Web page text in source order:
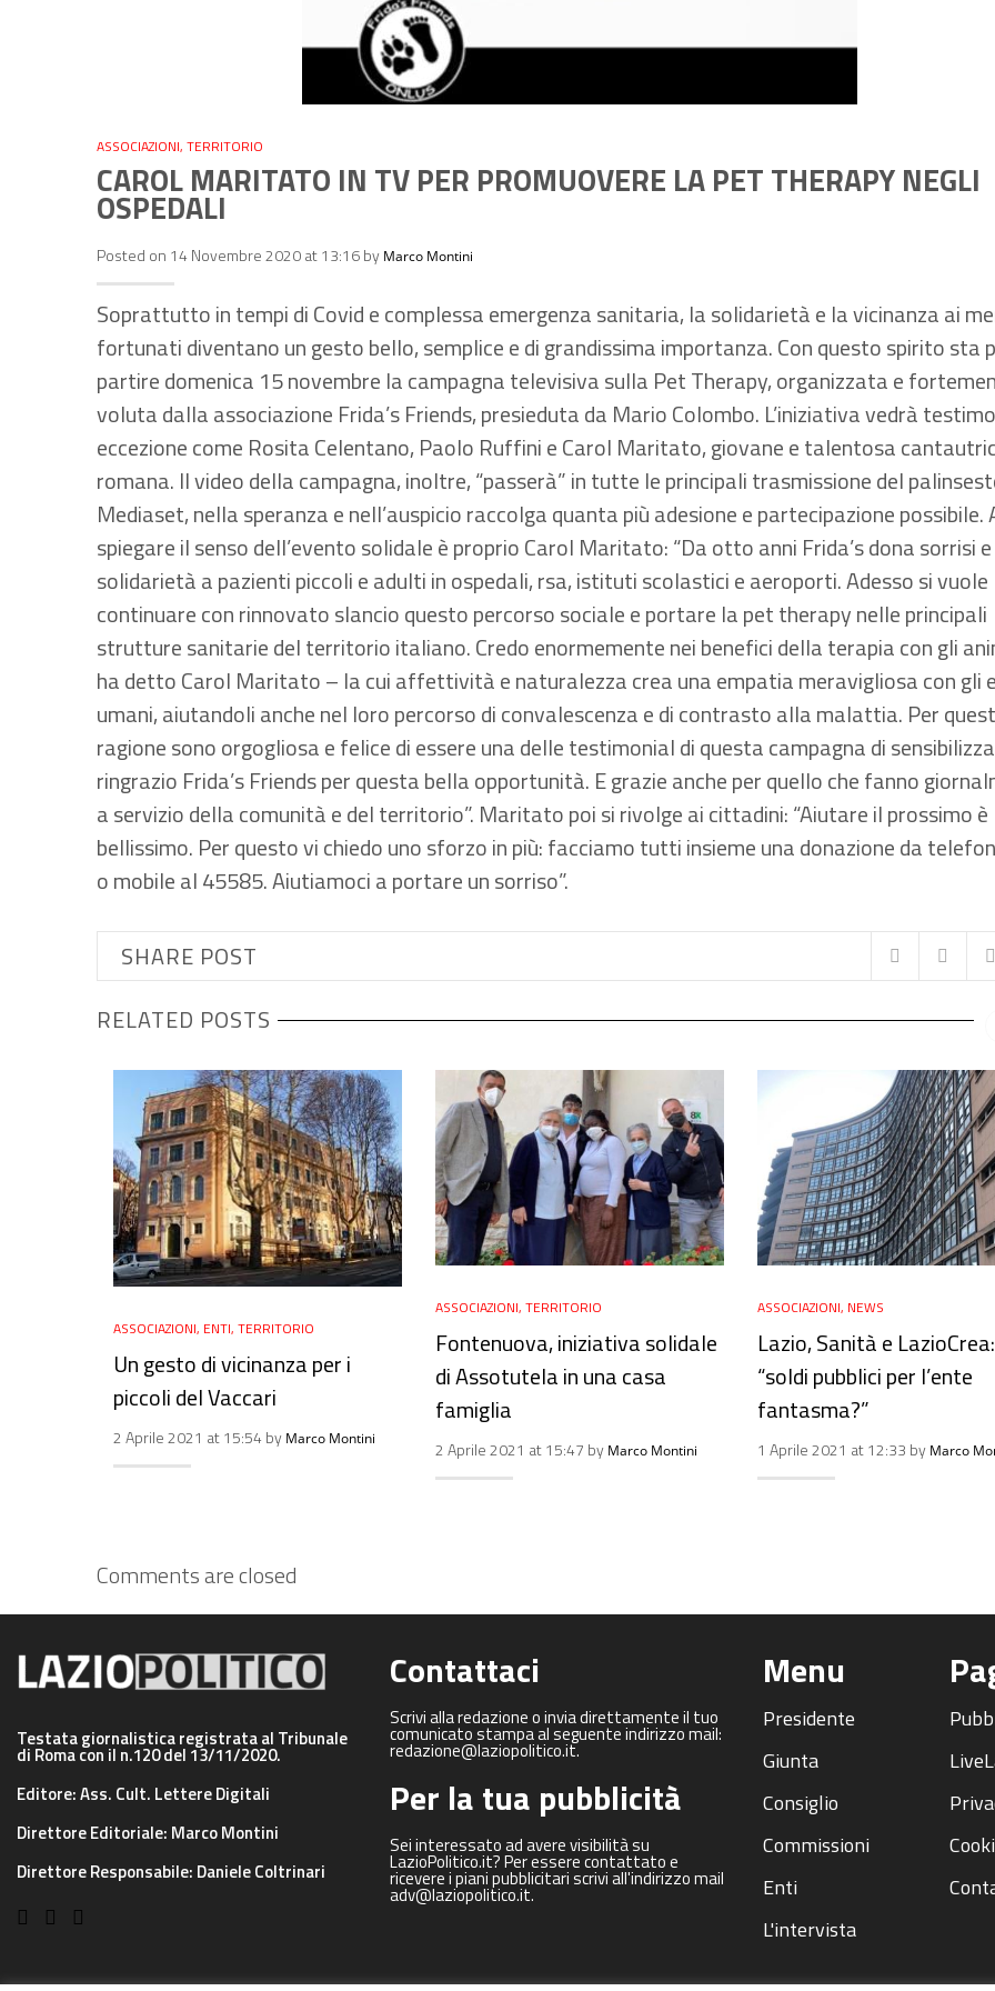
ASSOCIAZIONI, TERRITORIO
CAROL MARITATO IN TV PER PROMUOVERE LA PET THERAPY NEGLI
OSPEDALI
Posted on 14 Novembre 2020 at 13:16 by Marco Montini
Soprattutto in tempi di Covid e complessa emergenza sanitaria, la solidarietà e la vicinanza ai
fortunati diventano un gesto bello, semplice e di grandissima importanza. Con questo spirito sta
partire domenica 15 novembre la campagna televisiva sulla Pet Therapy, organizzata e
voluta dalla associazione Frida’s Friends, presieduta da Mario Colombo. L’iniziativa vedrà
eccezione come Rosita Celentano, Paolo Ruffini e Carol Maritato, giovane e talentosa
romana. Il video della campagna, inoltre, “passerà” in tutte le principali trasmissione del
Mediaset, nella speranza e nell’auspicio raccolga quanta più adesione e partecipazione possibile.
spiegare il senso dell’evento solidale è proprio Carol Maritato: “Da otto anni Frida’s dona sorrisi e
solidarietà a pazienti piccoli e adulti in ospedali, rsa, istituti scolastici e aeroporti. Adesso si vuole
continuare con rinnovato slancio questo percorso sociale e portare la pet therapy nelle principali
strutture sanitarie del territorio italiano. Credo enormemente nei benefici della terapia con gli
ha detto Carol Maritato – la cui affettività e naturalezza crea una empatia meravigliosa con gli
umani, aiutandoli anche nel loro percorso di convalescenza e di contrasto alla malattia. Per
ragione sono orgogliosa e felice di essere una delle testimonial di questa campagna di
ringrazio Frida’s Friends per questa bella opportunità. E grazie anche per quello che fanno
a servizio della comunità e del territorio”. Maritato poi si rivolge ai cittadini: “Aiutare il prossimo è
bellissimo. Per questo vi chiedo uno sforzo in più: facciamo tutti insieme una donazione da
o mobile al 45585. Aiutiamoci a portare un sorriso”.
SHARE POST
RELATED POSTS
ASSOCIAZIONI, ENTI, TERRITORIO
Un gesto di vicinanza per i
piccoli del Vaccari
2 Aprile 2021 at 15:54 by Marco Montini
ASSOCIAZIONI, TERRITORIO
Fontenuova, iniziativa solidale
di Assotutela in una casa
famiglia
2 Aprile 2021 at 15:47 by Marco Montini
ASSOCIAZIONI, NEWS
Lazio, Sanità e LazioCrea:
“soldi pubblici per l’ente
fantasma?”
1 Aprile 2021 at 12:33 by Marco
Comments are closed
Testata giornalistica registrata al Tribunale
di Roma con il n.120 del 13/11/2020.
Editore: Ass. Cult. Lettere Digitali
Direttore Editoriale: Marco Montini
Direttore Responsabile: Daniele Coltrinari
Contattaci
Scrivi alla redazione o invia direttamente il tuo
comunicato stampa al seguente indirizzo mail:
redazione@laziopolitico.it.
Per la tua pubblicità
Sei interessato ad avere visibilità su
LazioPolitico.it? Per essere contattato e
ricevere i piani pubblicitari scrivi all'indirizzo mail
adv@laziopolitico.it.
Menu
Presidente
Giunta
Consiglio
Commissioni
Enti
L'intervista